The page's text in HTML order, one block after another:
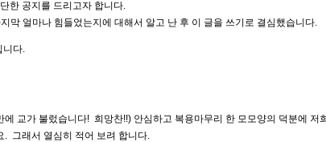
한 공지를 드리고자 합니다.
얼마나 힘들었는지에 대해서 알고 난 후 이 글을 쓰기로 결심했습니다.
니다.
교가 불렀습니다! 희망찬!!) 안심하고 복용마무리 한 모모양의 덕분에 저
. 그래서 열심히 적어 보려 합니다.